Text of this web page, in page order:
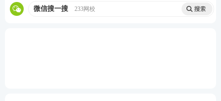
（1）如果不收购，采用股利现金流量折现模型，估计
微信搜一搜 233网校